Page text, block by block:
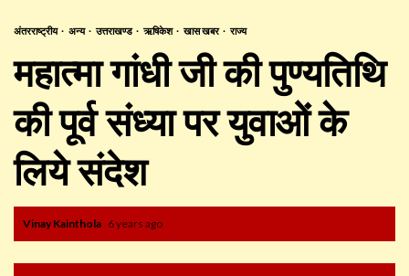
अंतरराष्ट्रीय अन्य उत्तराखण्ड ऋषिकेश खास खबर राज्य
महात्मा गांधी जी की पुण्यतिथि
की पूर्व संध्या पर युवाओं के
लिये संदेश
Vinay Kainthola 6 years ago